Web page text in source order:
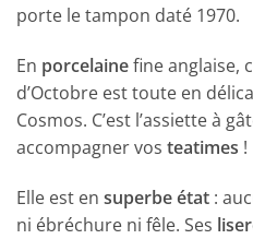
porte le tampon daté 1970.
En porcelainefine anglaise,
d’Octobre est toute en
Cosmos. C’est l’assiette à
accompagner vos teatimes !
Elle est en superbe état :
ni ébréchure ni fêle. Ses